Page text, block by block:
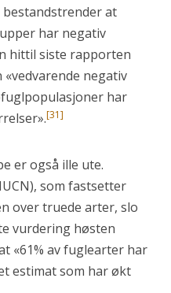
bestandstrender at
har negativ
hittil siste rapporten
negativ
har
[31]
er også ille ute.
som fastsetter
over truede arter, slo
vurdering høsten
«61% av fuglearter har
estimat som har økt